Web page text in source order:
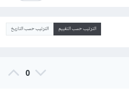
الترتيب حسب التقييم الترتيب حسب التاريخ
0